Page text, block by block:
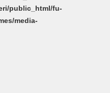
public_html/fu-
media-